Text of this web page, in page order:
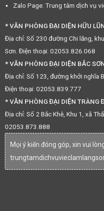
Zalo Page: Trung tâm dịch vụ
* VĂN PHÒNG ĐẠI DIỆN HỮU
Địa chỉ: Số 230 đường Chi lăng,
Sơn. Điện thoại: 02053.826.068
* VĂN PHÒNG ĐẠI DIỆN BẮC
Địa chỉ: Số 123, đường khởi nghĩa
Điện thoại: 02053.839.777
* VĂN PHÒNG ĐẠI DIỆN TRÀNG
Địa chỉ: Số 2 Bắc Khê, Khu 1, xã
02053.873.888
Mọi ý kiến đóng góp, xin vui